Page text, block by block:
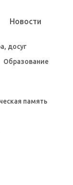
Новости
досуг
Образование
память